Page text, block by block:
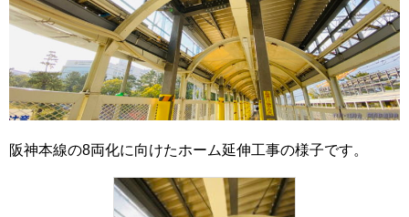
阪神本線の8両化に向けたホーム延伸工事の様子です。